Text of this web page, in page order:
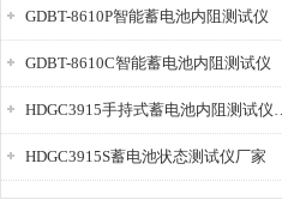
GDBT-8610P智能蓄电池内阻测试仪
GDBT-8610C智能蓄电池内阻测试仪
HDGC3915手
HDGC3915S蓄电池状态测试仪厂家